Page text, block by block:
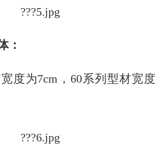
：
为7cm，60系列型材宽度